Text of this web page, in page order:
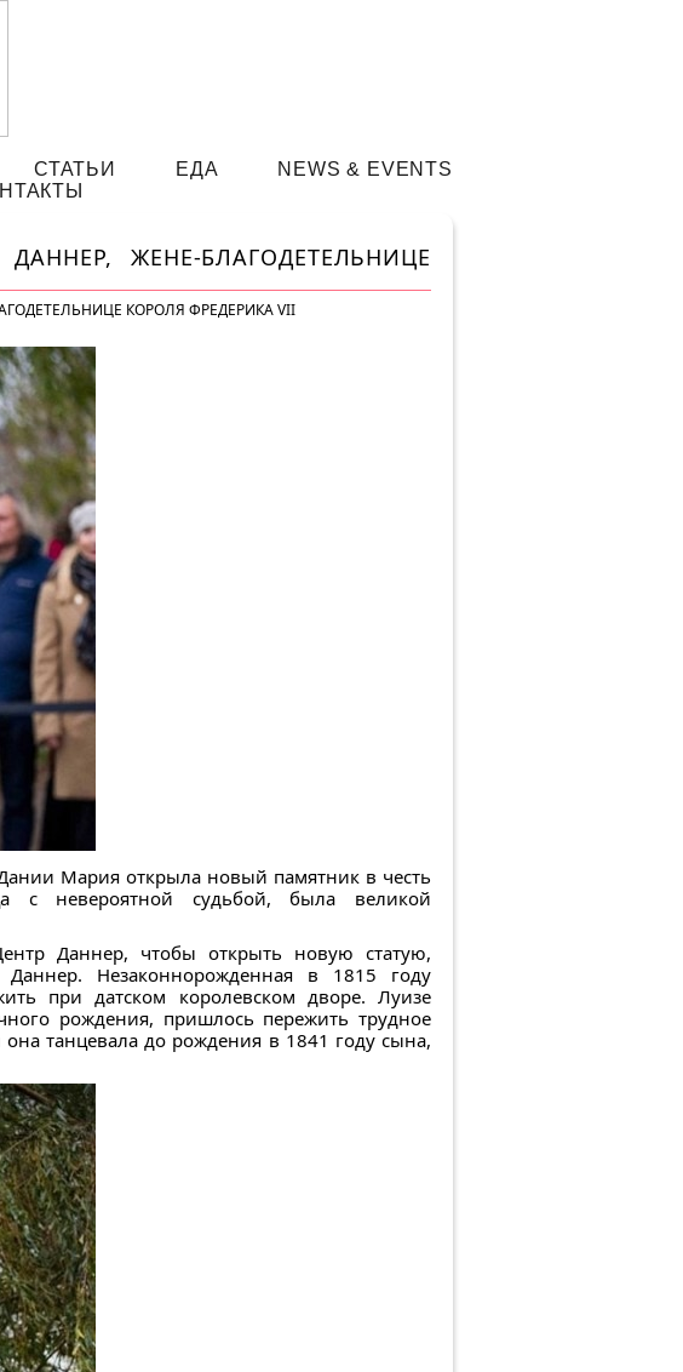
СТАТЬИ ЕДА
NEWS & EVENTS
ЖЕНЕ-БЛАГОДЕТЕЛЬНИЦЕ
КОРОЛЯ ФРЕДЕРИКА VII
Мария открыла новый памятник в честь
с невероятной судьбой, была великой
Даннер, чтобы открыть новую статую,
Незаконнорожденная в 1815 году
при датском королевском дворе. Луизе
рождения, пришлось пережить трудное
танцевала до рождения в 1841 году сына,